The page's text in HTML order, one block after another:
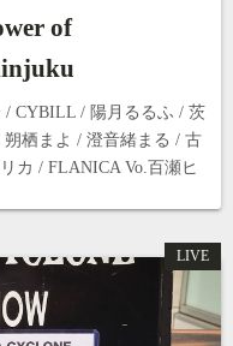
of
/ CYBILL / 陽月るるふ / 茨
栖まよ / 澄音緒まる / 古
カ / FLANICA Vo.百瀬ヒ
LIVE